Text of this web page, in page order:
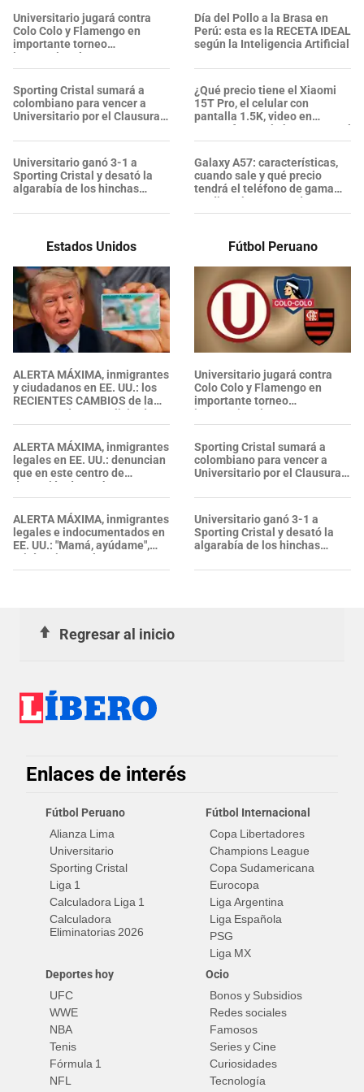
Universitario jugará contra
Colo Colo y Flamengo en
importante torneo
internacional
Sporting Cristal sumará a
colombiano para vencer a
Universitario por el Clausura
Universitario ganó 3-1 a
Sporting Cristal y desató la
algarabía de los hinchas
Día del Pollo a la Brasa en
Perú: esta es la RECETA IDEAL
según la Inteligencia Artificial
¿Qué precio tiene el Xiaomi
15T Pro, el celular con
pantalla 1.5K, video en
4K/120fps y más barato que el
iPhone 17 Pro Max?
Galaxy A57: características,
cuando sale y qué precio
tendrá el teléfono de gama
media más potente de
Samsung
Estados Unidos
ALERTA MÁXIMA, inmigrantes
y ciudadanos en EE. UU.: los
RECIENTES CAMBIOS de la
Green Card y sus solicitudes;
entraron en vigencia HOY
ALERTA MÁXIMA, inmigrantes
legales en EE. UU.: denuncian
que en este centro de
detención de ICE hay
personas ARRESTADAS CON
"ESTATUS LEGAL"
ALERTA MÁXIMA, inmigrantes
legales e indocumentados en
EE. UU.: "Mamá, ayúdame",
gritó un joven al ser
DETENIDO por ICE en
Fútbol Peruano
Universitario jugará contra
Colo Colo y Flamengo en
importante torneo
internacional
Sporting Cristal sumará a
colombiano para vencer a
Universitario por el Clausura
Universitario ganó 3-1 a
Sporting Cristal y desató la
algarabía de los hinchas
Regresar al inicio
Enlaces de interés
Fútbol Peruano
Alianza Lima
Universitario
Sporting Cristal
Liga 1
Calculadora Liga 1
Calculadora
Eliminatorias 2026
Fútbol Internacional
Copa Libertadores
Champions League
Copa Sudamericana
Eurocopa
Liga Argentina
Liga Española
PSG
Liga MX
Deportes hoy
UFC
WWE
NBA
Tenis
Fórmula 1
NFL
Ocio
Bonos y Subsidios
Redes sociales
Famosos
Series y Cine
Curiosidades
Tecnología